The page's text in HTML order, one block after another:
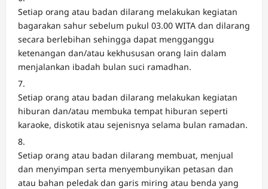
Setiap orang atau badan dilarang melakukan kegiatan
bagarakan sahur sebelum pukul 03.00 WITA dan dilarang
secara berlebihan sehingga dapat mengganggu
ketenangan dan/atau kekhususan orang lain dalam
menjalankan ibadah bulan suci ramadhan.
Setiap orang atau badan dilarang melakukan kegiatan
hiburan dan/atau membuka tempat hiburan seperti
karaoke, diskotik atau sejenisnya selama bulan ramadan.
Setiap orang atau badan dilarang membuat, menjual
dan menyimpan serta menyembunyikan petasan dan
atau bahan peledak dan garis miring atau benda yang